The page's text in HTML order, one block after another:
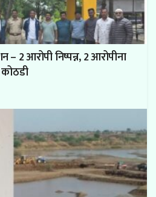
2 आरोपी निष्पन्न, 2 आरोपीना